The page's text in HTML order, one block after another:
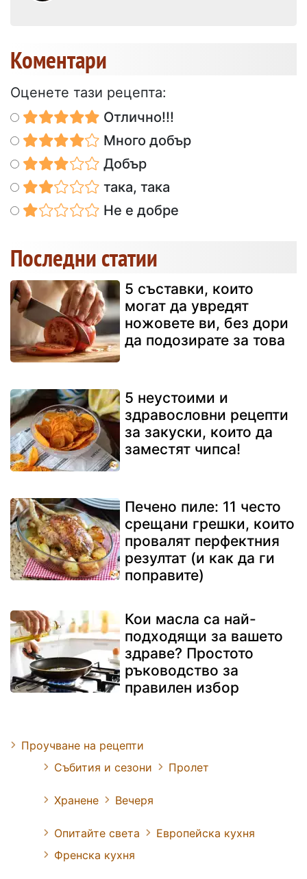
Коментари
Оценете тази рецепта:
Отлично!!!
Много добър
Добър
така, така
Не е добре
Последни статии
5 съставки, които
могат да увредят
ножовете ви, без дори
да подозирате за това
5 неустоими и
здравословни рецепти
за закуски, които да
заместят чипса!
Печено пиле: 11 често
срещани грешки, които
провалят перфектния
резултат (и как да ги
поправите)
Кои масла са най-
подходящи за вашето
здраве? Простото
ръководство за
правилен избор
Проучване на рецепти
Събития и сезони
Пролет
Хранене Вечеря
Опитайте света
Европейска кухня
Френска кухня